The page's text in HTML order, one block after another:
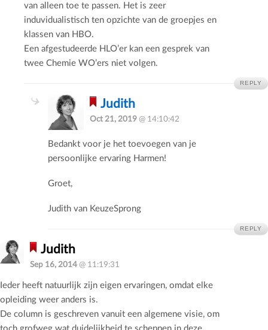
van alleen toe te passen. Het is zeer
induvidualistisch ten opzichte van de groepjes en
klassen van HBO.
Een afgestudeerde HLO’er kan een gesprek van
twee Chemie WO’ers niet volgen.
REPLY
Judith
Oct 21, 2019@ 14:10:42
Bedankt voor je het toevoegen van je
persoonlijke ervaring Harmen!
Groet,
Judith van KeuzeSprong
REPLY
Judith
Sep 16, 2014@ 11:19:31
Ieder heeft natuurlijk zijn eigen ervaringen, omdat elke
opleiding weer anders is.
De column is geschreven vanuit een algemene visie, om
toch grofweg wat duidelijkheid te scheppen in deze